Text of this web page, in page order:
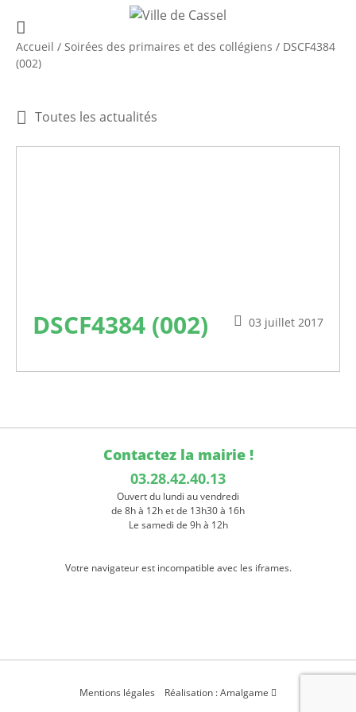
Accueil / Soirées des primaires et des collégiens / DSCF4384
(002)
Toutes les actualités
03 juillet 2017
DSCF4384 (002)
Contactez la mairie !
03.28.42.40.13
Ouvert du lundi au vendredi
de 8h à 12h et de 13h30 à 16h
Le samedi de 9h à 12h
Votre navigateur est incompatible avec les iframes.
Mentions légales Réalisation : Amalgame